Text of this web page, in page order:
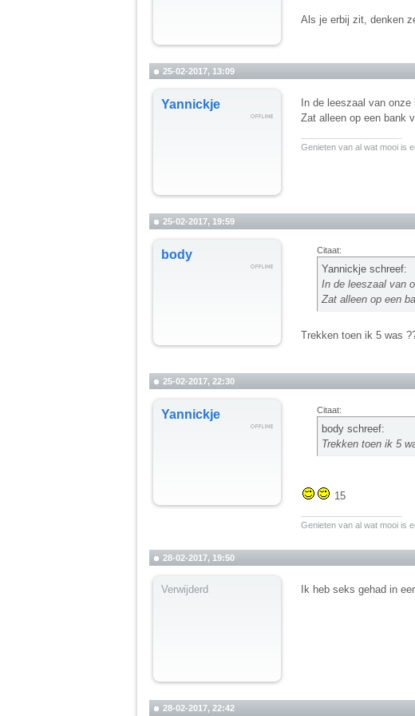
Als je erbij zit, denken
25-02-2017, 13:09
Yannickje
In de leeszaal van
Zat alleen op een bank
Genieten van al wat mooi is
25-02-2017, 19:59
body Citaat:
Yannickje schreef:
In de leeszaal van
Zat alleen op een
Trekken toen ik 5 was
25-02-2017, 22:30
Yannickje Citaat:
body schreef:
Trekken toen ik 5
15
Genieten van al wat mooi is
28-02-2017, 19:50
Verwijderd Ik heb seks gehad in
28-02-2017, 22:42